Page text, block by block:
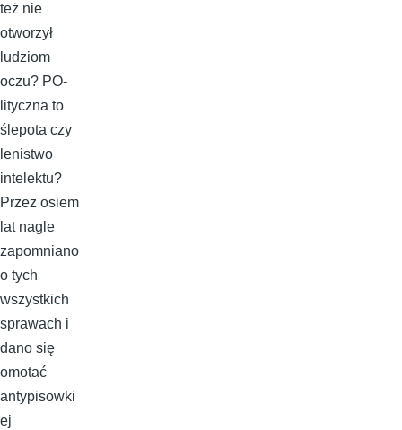
też nie
otworzył
ludziom
oczu? PO-
lityczna to
ślepota czy
lenistwo
intelektu?
Przez osiem
lat nagle
zapomniano
o tych
wszystkich
sprawach i
dano się
omotać
antypisowki
ej